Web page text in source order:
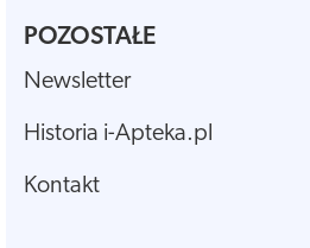
POZOSTAŁE
Newsletter
Historia i-Apteka.pl
Kontakt